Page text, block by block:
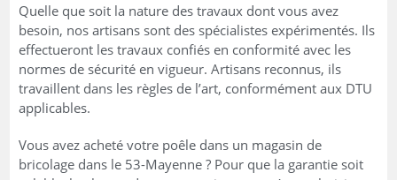
Quelle que soit la nature des travaux dont vous avez
besoin, nos artisans sont des spécialistes expérimentés. Ils
effectueront les travaux confiés en conformité avec les
normes de sécurité en vigueur. Artisans reconnus, ils
travaillent dans les règles de l’art, conformément aux DTU
applicables.
Vous avez acheté votre poêle dans un magasin de
bricolage dans le 53-Mayenne ? Pour que la garantie soit